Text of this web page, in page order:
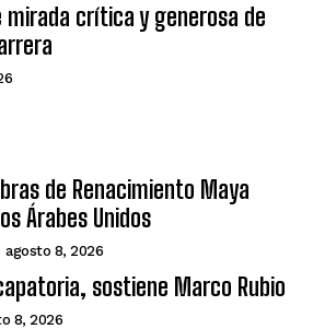
mirada crítica y generosa de
de Renacimiento Maya
Árabes Unidos
agosto 8, 2026
sostiene Marco Rubio
8, 2026